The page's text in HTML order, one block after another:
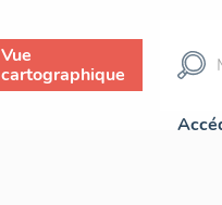
Vue
cartographique